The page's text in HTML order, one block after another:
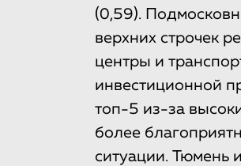
(0,59).
верхних строчек
центры и
инвестиционной
топ-5 из-за
более
ситуации. Тюмень